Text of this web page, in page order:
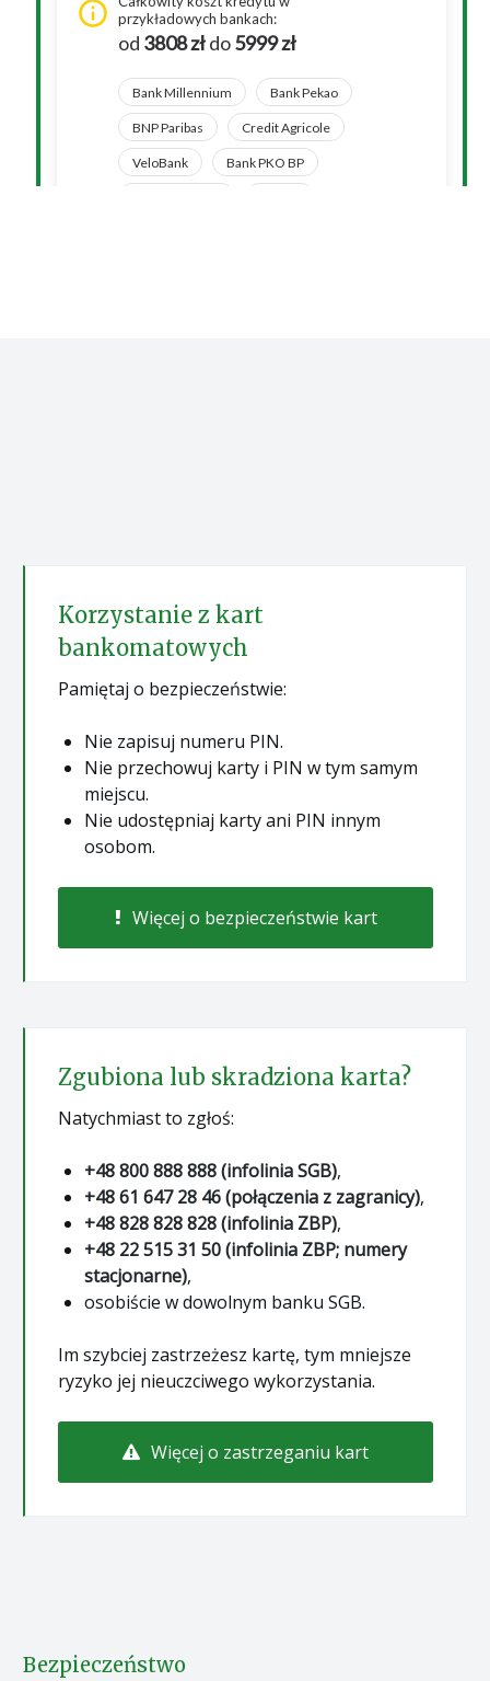
Korzystanie z kart
bankomatowych
Pamiętaj o bezpieczeństwie:
Nie zapisuj numeru PIN.
Nie przechowuj karty i PIN w tym samym
miejscu.
Nie udostępniaj karty ani PIN innym
osobom.
Więcej o bezpieczeństwie kart
Zgubiona lub skradziona karta?
Natychmiast to zgłoś:
+48 800 888 888 (infolinia SGB),
+48 61 647 28 46 (połączenia z zagranicy),
+48 828 828 828 (infolinia ZBP),
+48 22 515 31 50 (infolinia ZBP; numery
stacjonarne),
osobiście w dowolnym banku SGB.
Im szybciej zastrzeżesz kartę, tym mniejsze
ryzyko jej nieuczciwego wykorzystania.
Więcej o zastrzeganiu kart
Bezpieczeństwo